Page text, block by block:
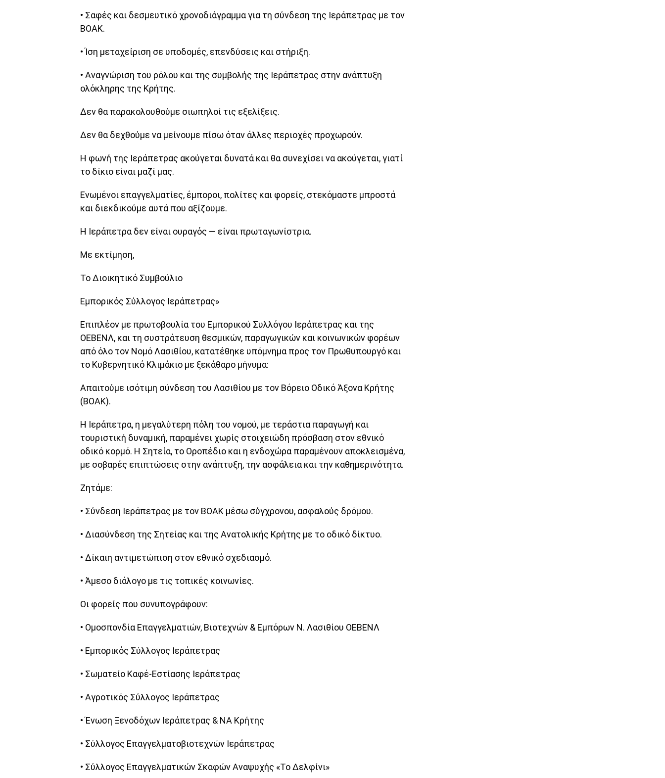
• Σαφές και δεσμευτικό χρονοδιάγραμμα για τη σύνδεση της Ιεράπετρας με τον
ΒΟΑΚ.
• Ίση μεταχείριση σε υποδομές, επενδύσεις και στήριξη.
• Αναγνώριση του ρόλου και της συμβολής της Ιεράπετρας στην ανάπτυξη
ολόκληρης της Κρήτης.
Δεν θα παρακολουθούμε σιωπηλοί τις εξελίξεις.
Δεν θα δεχθούμε να μείνουμε πίσω όταν άλλες περιοχές προχωρούν.
Η φωνή της Ιεράπετρας ακούγεται δυνατά και θα συνεχίσει να ακούγεται, γιατί
το δίκιο είναι μαζί μας.
Ενωμένοι επαγγελματίες, έμποροι, πολίτες και φορείς, στεκόμαστε μπροστά
και διεκδικούμε αυτά που αξίζουμε.
Η Ιεράπετρα δεν είναι ουραγός — είναι πρωταγωνίστρια.
Με εκτίμηση,
Το Διοικητικό Συμβούλιο
Εμπορικός Σύλλογος Ιεράπετρας»
Επιπλέον με πρωτοβουλία του Εμπορικού Συλλόγου Ιεράπετρας και της
ΟΕΒΕΝΛ, και τη συστράτευση θεσμικών, παραγωγικών και κοινωνικών φορέων
από όλο τον Νομό Λασιθίου, κατατέθηκε υπόμνημα προς τον Πρωθυπουργό και
το Κυβερνητικό Κλιμάκιο με ξεκάθαρο μήνυμα:
Απαιτούμε ισότιμη σύνδεση του Λασιθίου με τον Βόρειο Οδικό Άξονα Κρήτης
(ΒΟΑΚ).
Η Ιεράπετρα, η μεγαλύτερη πόλη του νομού, με τεράστια παραγωγή και
τουριστική δυναμική, παραμένει χωρίς στοιχειώδη πρόσβαση στον εθνικό
οδικό κορμό. Η Σητεία, το Οροπέδιο και η ενδοχώρα παραμένουν αποκλεισμένα,
με σοβαρές επιπτώσεις στην ανάπτυξη, την ασφάλεια και την καθημερινότητα.
Ζητάμε:
• Σύνδεση Ιεράπετρας με τον ΒΟΑΚ μέσω σύγχρονου, ασφαλούς δρόμου.
• Διασύνδεση της Σητείας και της Ανατολικής Κρήτης με το οδικό δίκτυο.
• Δίκαιη αντιμετώπιση στον εθνικό σχεδιασμό.
• Άμεσο διάλογο με τις τοπικές κοινωνίες.
Οι φορείς που συνυπογράφουν:
• Ομοσπονδία Επαγγελματιών, Βιοτεχνών & Εμπόρων Ν. Λασιθίου ΟΕΒΕΝΛ
• Εμπορικός Σύλλογος Ιεράπετρας
• Σωματείο Καφέ-Εστίασης Ιεράπετρας
• Αγροτικός Σύλλογος Ιεράπετρας
• Ένωση Ξενοδόχων Ιεράπετρας & ΝΑ Κρήτης
• Σύλλογος Επαγγελματοβιοτεχνών Ιεράπετρας
• Σύλλογος Επαγγελματικών Σκαφών Αναψυχής «Το Δελφίνι»